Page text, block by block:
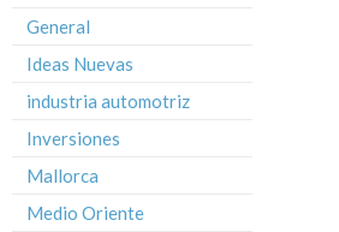
General
Ideas Nuevas
industria automotriz
Inversiones
Mallorca
Medio Oriente